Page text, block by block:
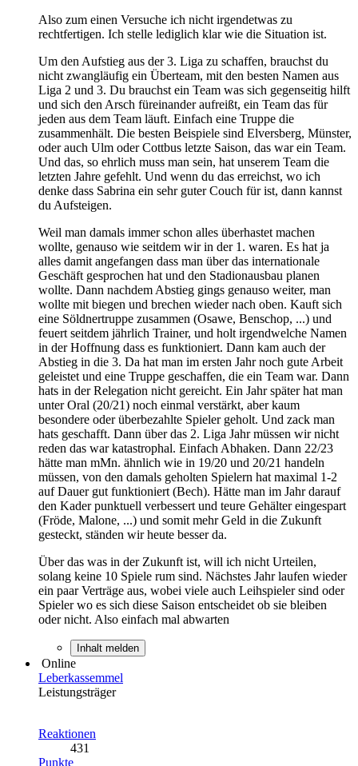
Also zum einen Versuche ich nicht irgendetwas zu
rechtfertigen. Ich stelle lediglich klar wie die Situation ist.
Um den Aufstieg aus der 3. Liga zu schaffen, brauchst du
nicht zwangläufig ein Überteam, mit den besten Namen aus
Liga 2 und 3. Du brauchst ein Team was sich gegenseitig hilft
und sich den Arsch füreinander aufreißt, ein Team das für
jeden aus dem Team läuft. Einfach eine Truppe die
zusammenhält. Die besten Beispiele sind Elversberg, Münster,
oder auch Ulm oder Cottbus letzte Saison, das war ein Team.
Und das, so ehrlich muss man sein, hat unserem Team die
letzten Jahre gefehlt. Und wenn du das erreichst, wo ich
denke dass Sabrina ein sehr guter Couch für ist, dann kannst
du Aufsteigen.
Weil man damals immer schon alles überhastet machen
wollte, genauso wie seitdem wir in der 1. waren. Es hat ja
alles damit angefangen dass man über das internationale
Geschäft gesprochen hat und den Stadionausbau planen
wollte. Dann nachdem Abstieg gings genauso weiter, man
wollte mit biegen und brechen wieder nach oben. Kauft sich
eine Söldnertruppe zusammen (Osawe, Benschop, ...) und
feuert seitdem jährlich Trainer, und holt irgendwelche Namen
in der Hoffnung dass es funktioniert. Dann kam auch der
Abstieg in die 3. Da hat man im ersten Jahr noch gute Arbeit
geleistet und eine Truppe geschaffen, die ein Team war. Dann
hats in der Relegation nicht gereicht. Ein Jahr später hat man
unter Oral (20/21) noch einmal verstärkt, aber kaum
besondere oder überbezahlte Spieler geholt. Und zack man
hats geschafft. Dann über das 2. Liga Jahr müssen wir nicht
reden das war katastrophal. Einfach Abhaken. Dann 22/23
hätte man mMn. ähnlich wie in 19/20 und 20/21 handeln
müssen, von den damals geholten Spielern hat maximal 1-2
auf Dauer gut funktioniert (Bech). Hätte man im Jahr darauf
den Kader punktuell verbessert und teure Gehälter eingespart
(Fröde, Malone, ...) und somit mehr Geld in die Zukunft
gesteckt, ständen wir heute besser da.
Über das was in der Zukunft ist, will ich nicht Urteilen,
solang keine 10 Spiele rum sind. Nächstes Jahr laufen wieder
ein paar Verträge aus, wobei viele auch Leihspieler sind oder
Spieler wo es sich diese Saison entscheidet ob sie bleiben
oder nicht. Also einfach mal abwarten
Inhalt melden
Online
Leberkassemmel
Leistungsträger
Reaktionen
431
Punkte